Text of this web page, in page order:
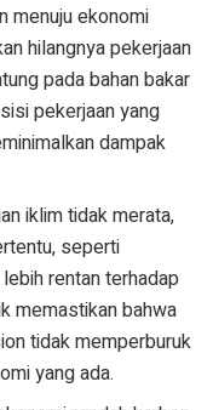
menuju ekonomi
hilangnya pekerjaan
pada bahan bakar
pekerjaan yang
dampak
iklim tidak merata,
seperti
rentan terhadap
memastikan bahwa
tidak memperburuk
yang ada.